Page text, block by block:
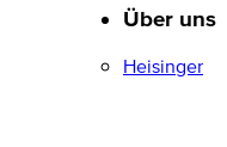
1952/96 E.V.
Über uns
Heisinger